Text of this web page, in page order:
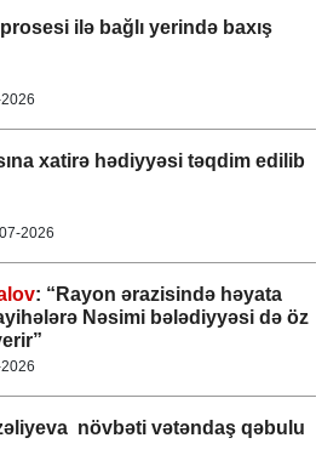
ilə bağlı yerində baxış
xatirə hədiyyəsi təqdim edilib
2026
: “Rayon ərazisində həyata
Nəsimi bələdiyyəsi də öz
növbəti vətəndaş qəbulu
Nizami bələdiyyəsi
bələdiyyəsi